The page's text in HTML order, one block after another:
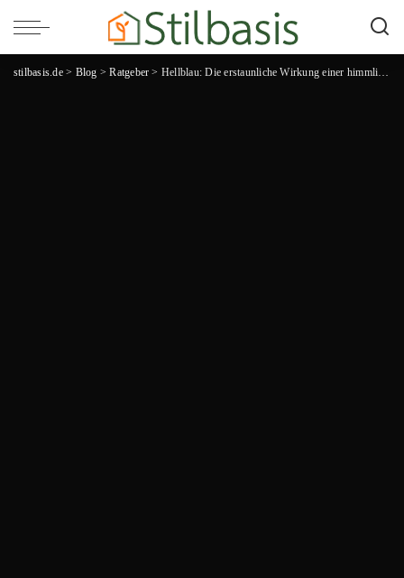
stilbasis.de> Blog >Ratgeber > Hellblau: Die erstaunliche Wirkung einer himmlischen Farbe